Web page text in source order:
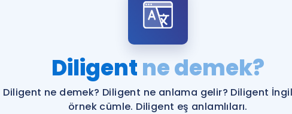
YDS ve YÖKDİL
Rehberlik Aracı
YDS ve YÖKDİL'e
Diligentne demek?
Diligent ne demek? Diligent ne anlama gelir? Diligent
örnek cümle. Diligent eş anlamlıları.